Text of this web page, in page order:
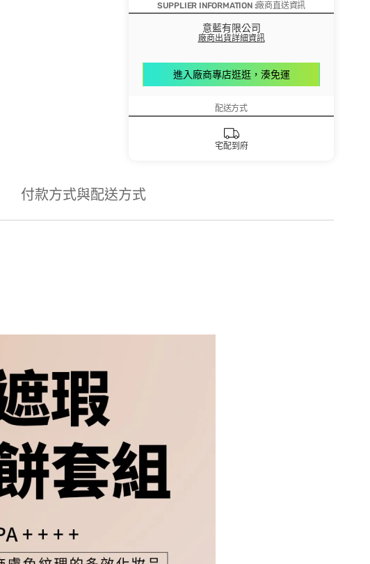
SUPPLIER INFORMATION :廠商直送資訊
意藍有限公司
廠商出貨詳細資訊
進入廠商專店逛逛，湊免運
配送方式
宅配到府
付款方式與配送方式